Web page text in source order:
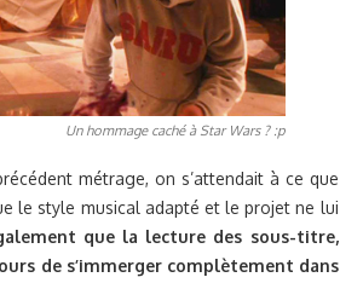
Un hommage caché à Star Wars ? :p
métrage, on s’attendait à ce que
le style musical adapté et le projet ne lui
que la lecture des sous-titre,
de s’immerger complètement dans